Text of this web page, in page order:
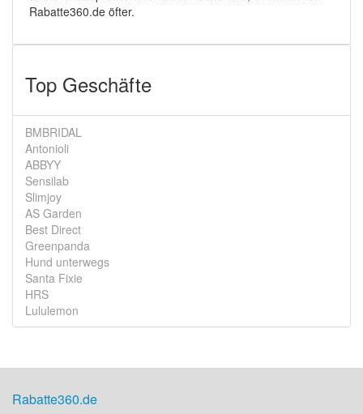
Rabatte360.de öfter.
Top Geschäfte
BMBRIDAL
Antonioli
ABBYY
Sensilab
Slimjoy
AS Garden
Best Direct
Greenpanda
Hund unterwegs
Santa Fixie
HRS
Lululemon
Rabatte360.de